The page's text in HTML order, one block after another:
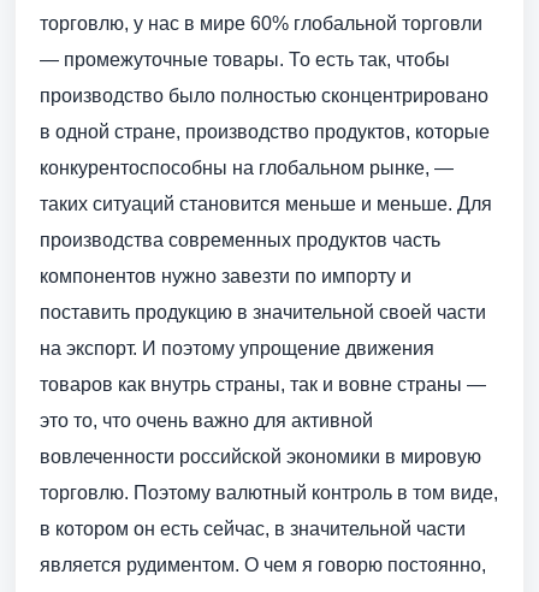
торговлю, у нас в мире 60% глобальной торговли
— промежуточные товары. То есть так, чтобы
производство было полностью сконцентрировано
в одной стране, производство продуктов, которые
конкурентоспособны на глобальном рынке, —
таких ситуаций становится меньше и меньше. Для
производства современных продуктов часть
компонентов нужно завезти по импорту и
поставить продукцию в значительной своей части
на экспорт. И поэтому упрощение движения
товаров как внутрь страны, так и вовне страны —
это то, что очень важно для активной
вовлеченности российской экономики в мировую
торговлю. Поэтому валютный контроль в том виде,
в котором он есть сейчас, в значительной части
является рудиментом. О чем я говорю постоянно,